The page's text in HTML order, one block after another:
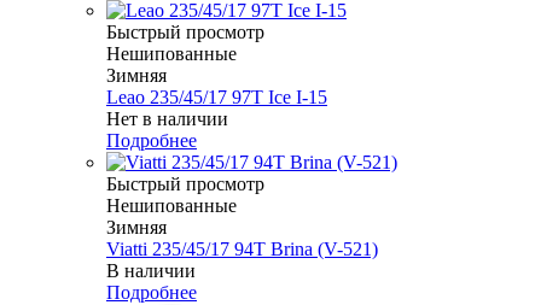
Быстрый просмотр
Нешипованные
Зимняя
Leao 235/45/17 97T Ice I-15
Нет в наличии
Подробнее
Быстрый просмотр
Нешипованные
Зимняя
Viatti 235/45/17 94T Brina (V-521)
В наличии
Подробнее